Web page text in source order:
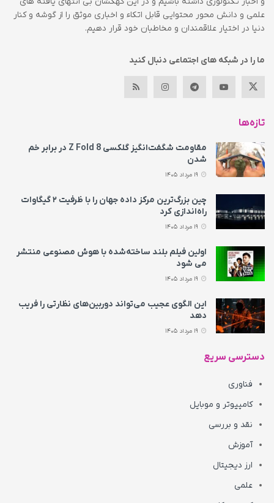
علمی و دانش محور محتوایی قابل اتکاء و اخباری موثق را از گوشه و کنار
دنیا در اختیار علاقمندان و مخاطبان خود قرار دهیم.
ما را در شبکه های اجتماعی دنبال کنید
تازه‌ها
مقاومت شگفت‌انگیز گلکسی Z Fold 8 در برابر خم
شدن
چین بزرگ‌ترین مرکز داده جهان را با ظرفیت ۲ گیگاوات
راه‌اندازی کرد
اولین فیلم بلند ساخته‌شده با هوش مصنوعی منتشر
می‌ شود
این الگوی عجیب می‌تواند دوربین‌های نظارتی را فریب
دهد
دسترسی سریع
فناوری
کامپیوتر و موبایل
نقد و بررسی
آموزش
ارز دیجیتال
علمی